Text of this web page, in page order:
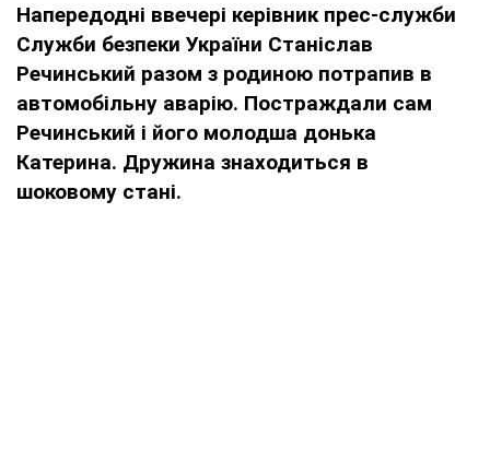
Напередодні ввечері керівник прес-служби
Служби безпеки України Станіслав
Речинський разом з родиною потрапив в
автомобільну аварію. Постраждали сам
Речинський і його молодша донька
Катерина. Дружина знаходиться в
шоковому стані.